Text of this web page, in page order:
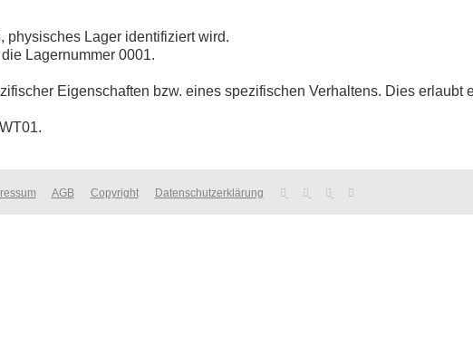
physisches Lager identifiziert wird.
die Lagernummer 0001.
Eigenschaften bzw. eines spezifischen Verhaltens. Dies erlaubt
AGB Copyright Datenschutzerklärung